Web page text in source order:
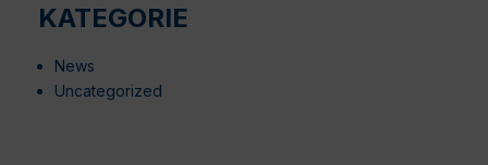
KATEGORIE
News
Uncategorized